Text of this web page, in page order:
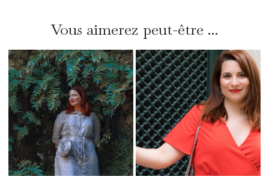
Vous aimerez peut-être ...